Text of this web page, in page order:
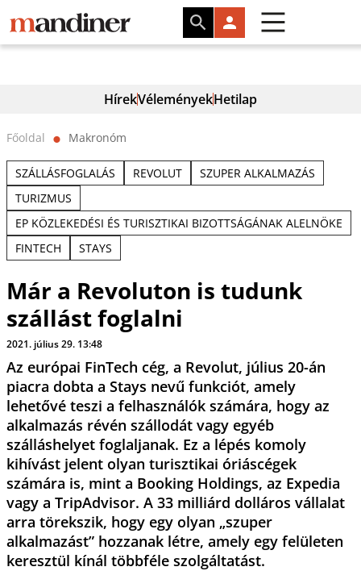
HírekVéleményekHetilap
Főoldal ⬤ Makronóm
SZÁLLÁSFOGLALÁS REVOLUT
SZUPER ALKALMAZÁS
TURIZMUS
EP KÖZLEKEDÉSI ÉS TURISZTIKAI BIZOTTSÁGÁNAK ALELNÖKE
FINTECH
STAYS
Már a Revoluton is tudunk
szállást foglalni
2021. július 29. 13:48
Az európai FinTech cég, a Revolut, július 20-án
piacra dobta a Stays nevű funkciót, amely
lehetővé teszi a felhasználók számára, hogy az
alkalmazás révén szállodát vagy egyéb
szálláshelyet foglaljanak. Ez a lépés komoly
kihívást jelent olyan turisztikai óriáscégek
számára is, mint a Booking Holdings, az Expedia
vagy a TripAdvisor. A 33 milliárd dolláros vállalat
arra törekszik, hogy egy olyan „szuper
alkalmazást” hozzanak létre, amely egy felületen
keresztül kínál többféle szolgáltatást.